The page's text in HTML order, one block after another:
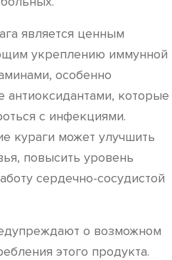
является ценным
укреплению иммунной
особенно
антиоксидантами, которые
с инфекциями.
кураги может улучшить
повысить уровень
сердечно-сосудистой
о возможном
этого продукта.